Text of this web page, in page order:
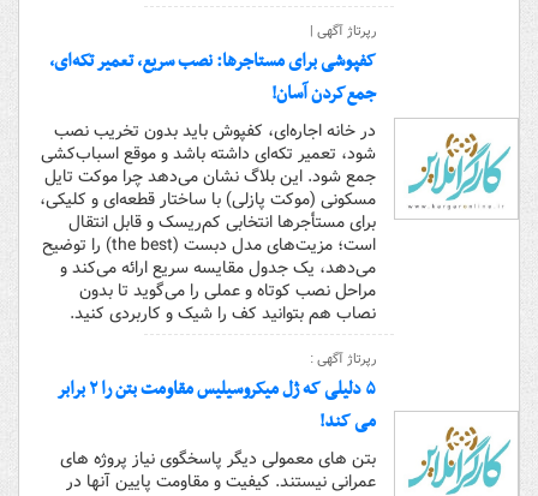
رپرتاژ آگهی |
کفپوشی برای مستاجرها: نصب سریع، تعمیر تکه‌ای،
جمع‌کردن آسان!
در خانه اجاره‌ای، کفپوش باید بدون تخریب نصب
شود، تعمیر تکه‌ای داشته باشد و موقع اسباب‌کشی
جمع شود. این بلاگ نشان می‌دهد چرا موکت تایل
مسکونی (موکت پازلی) با ساختار قطعه‌ای و کلیکی،
برای مستأجرها انتخابی کم‌ریسک و قابل انتقال
است؛ مزیت‌های مدل دبست (the best) را توضیح
می‌دهد، یک جدول مقایسه سریع ارائه می‌کند و
مراحل نصب کوتاه و عملی را می‌گوید تا بدون
نصاب هم بتوانید کف را شیک و کاربردی کنید.
رپرتاژ آگهی :
۵ دلیلی که ژل میکروسیلیس مقاومت بتن را ۲ برابر
می‌ کند!
بتن های معمولی دیگر پاسخگوی نیاز پروژه ‌های
عمرانی نیستند. کیفیت و مقاومت پایین آنها در